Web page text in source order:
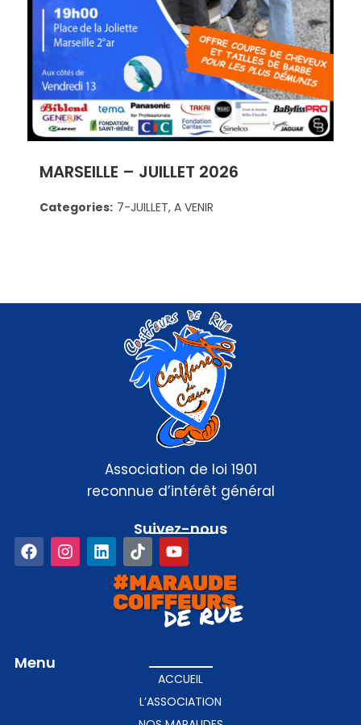
MARSEILLE – JUILLET 2026
Categories: 7-JUILLET, A VENIR
Association de loi 1901
reconnue d’intérêt général
Menu
ACCUEIL
L’ASSOCIATION
Suivez-nous​